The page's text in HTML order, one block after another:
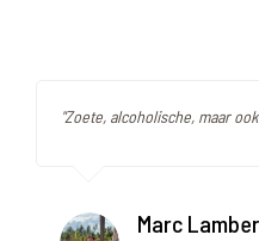
"Zoete, alcoholische, maar
Marc